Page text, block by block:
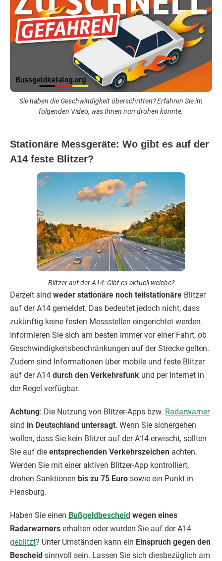
Sie haben die Geschwindigkeit überschritten? Erfahren Sie im
folgenden Video, was Ihnen nun drohen könnte.
Stationäre Messgeräte: Wo gibt es auf der
A14 feste Blitzer?
Blitzer auf der A14: Gibt es aktuell welche?
Derzeit sind weder stationäre noch teilstationäre Blitzer
auf der A14 gemeldet. Das bedeutet jedoch nicht, dass
zukünftig keine festen Messstellen eingerichtet werden.
Informieren Sie sich am besten immer vor einer Fahrt, ob
Geschwindigkeitsbeschränkungen auf der Strecke gelten.
Zudem sind Informationen über mobile und feste Blitzer
auf der A14 durch den Verkehrsfunk und per Internet in
der Regel verfügbar.
Achtung: Die Nutzung von Blitzer-Apps bzw. Radarwarner
sind in Deutschland untersagt. Wenn Sie sichergehen
wollen, dass Sie kein Blitzer auf der A14 erwischt, sollten
Sie auf die entsprechenden Verkehrszeichen achten.
Werden Sie mit einer aktiven Blitzer-App kontrolliert,
drohen Sanktionen bis zu 75 Euro sowie ein Punkt in
Flensburg.
Haben Sie einen Bußgeldbescheid wegen eines
Radarwarners erhalten oder wurden Sie auf der A14
geblitzt? Unter Umständen kann ein Einspruch gegen den
Bescheid sinnvoll sein. Lassen Sie sich diesbezüglich am